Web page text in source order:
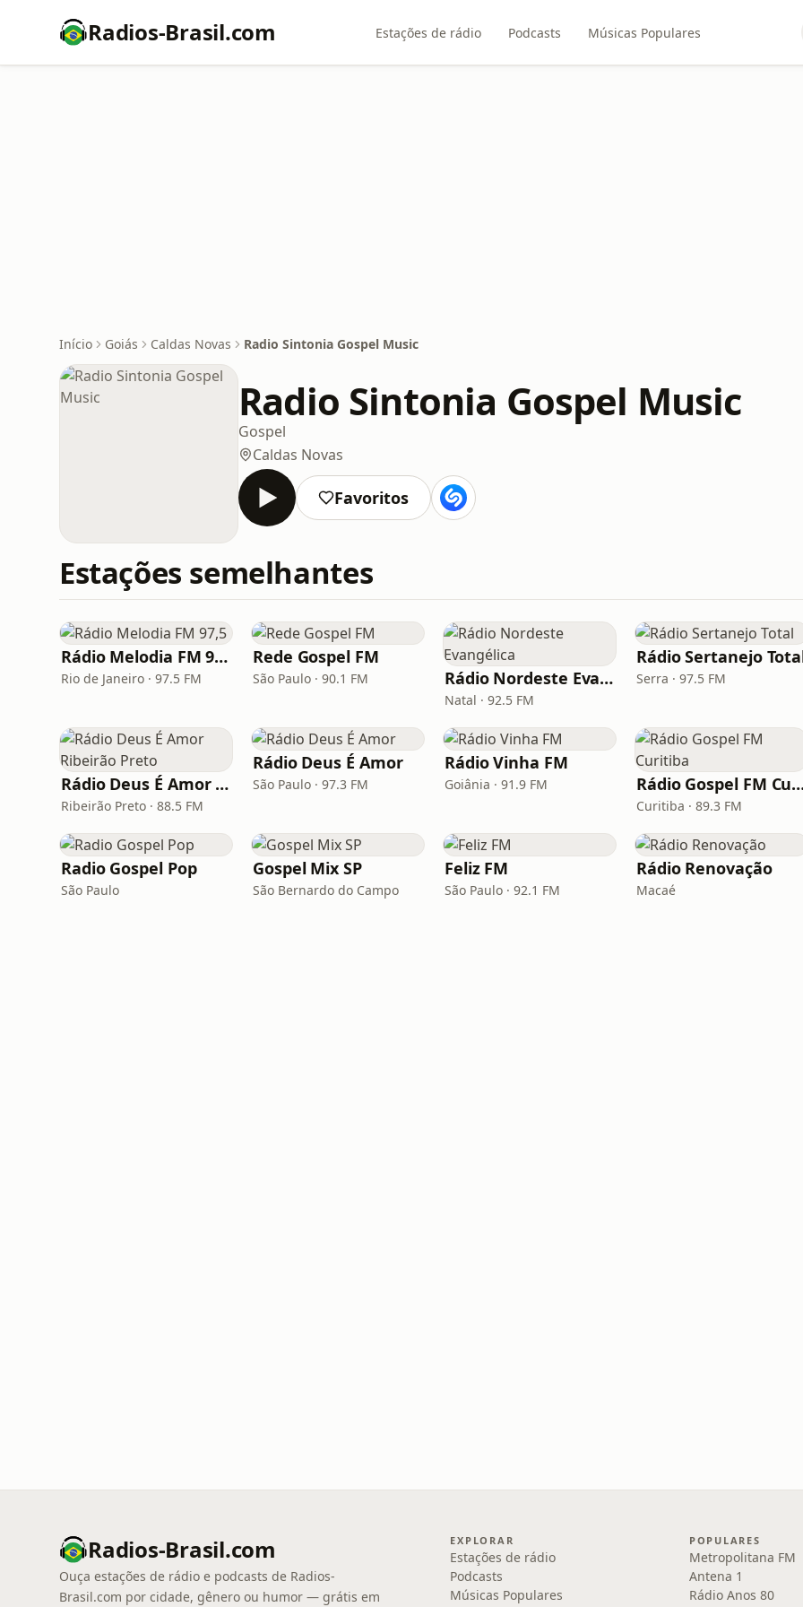
Radios-Brasil.com Estações de rádio Podcasts Músicas Populares
Início Goiás Caldas Novas Radio Sintonia Gospel Music
Radio Sintonia Gospel Music
Gospel
Caldas Novas
Favoritos
Estações semelhantes
Rádio Melodia FM 97,5
Rio de Janeiro · 97.5 FM
Rede Gospel FM
São Paulo · 90.1 FM Rádio Nordeste Evangélica
Natal · 92.5 FM
Rádio Sertanejo
Serra · 97.5 FM
Rádio Deus É Amor Ribeirão Preto
Ribeirão Preto · 88.5 FM
Rádio Deus É Amor
São Paulo · 97.3 FM
Rádio Vinha FM
Goiânia · 91.9 FM Rádio Gospel
Curitiba · 89.3 FM
Radio Gospel Pop
São Paulo
Gospel Mix SP
São Bernardo do Campo
Feliz FM
São Paulo · 92.1 FM
Rádio Renovação
Macaé
Radios-Brasil.com
Ouça estações de rádio e podcasts de Radios-
Brasil.com por cidade, gênero ou humor — grátis em
EXPLORAR
Estações de rádio
Podcasts
Músicas Populares
POPULARES
Metropolitana FM
Antena 1
Rádio Anos 80